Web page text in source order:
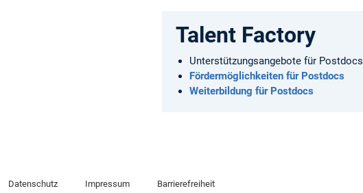
Talent Factory
Unterstützungsangebote für Postdocs
Fördermöglichkeiten für Postdocs
Weiterbildung für Postdocs
Datenschutz Impressum Barrierefreiheit